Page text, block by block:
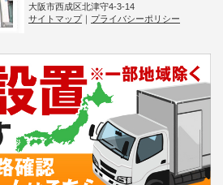
大阪市西成区北津守4-3-14
サイトマップ｜ プライバシーポリシー